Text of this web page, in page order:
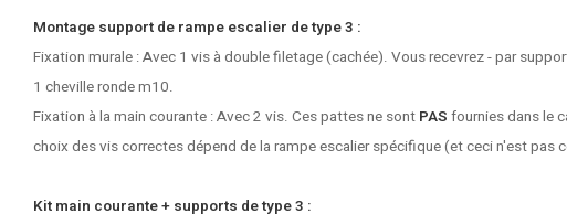
Montage support de rampe escalier de type 3 :
Fixation murale : Avec 1 vis à double filetage (cachée). Vous recevrez - par
1 cheville ronde m10.
Fixation à la main courante : Avec 2 vis. Ces pattes ne sont PAS fournies dans le
choix des vis correctes dépend de la rampe escalier spécifique (et ceci n'est pas
Kit main courante + supports de type 3 :